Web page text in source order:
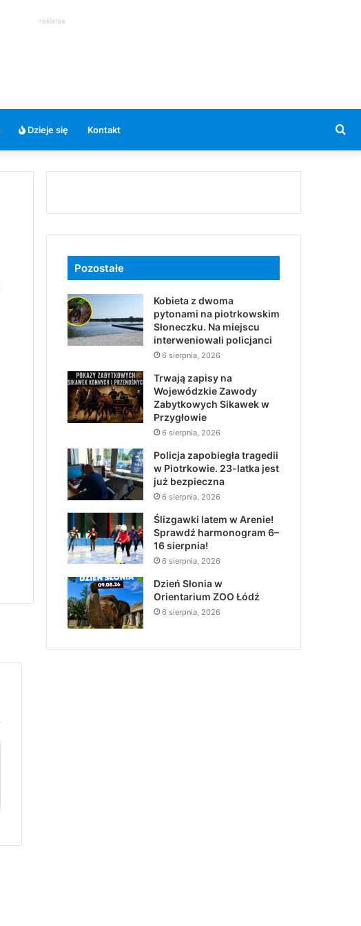
reklama
Dzieje się Kontakt
Pozostałe
Kobieta z dwoma
pytonami na piotrkowskim
Słoneczku. Na miejscu
interweniowali policjanci
6 sierpnia, 2026
Trwają zapisy na
Wojewódzkie Zawody
Zabytkowych Sikawek w
Przygłowie
6 sierpnia, 2026
Policja zapobiegła tragedii
w Piotrkowie. 23-latka jest
już bezpieczna
6 sierpnia, 2026
Ślizgawki latem w Arenie!
Sprawdź harmonogram 6–
16 sierpnia!
6 sierpnia, 2026
Dzień Słonia w
Orientarium ZOO Łódź
6 sierpnia, 2026